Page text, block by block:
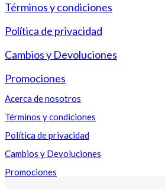
Términos y condiciones
Política de privacidad
Cambios y Devoluciones
Promociones
Acerca de nosotros
Términos y condiciones
Política de privacidad
Cambios y Devoluciones
Promociones